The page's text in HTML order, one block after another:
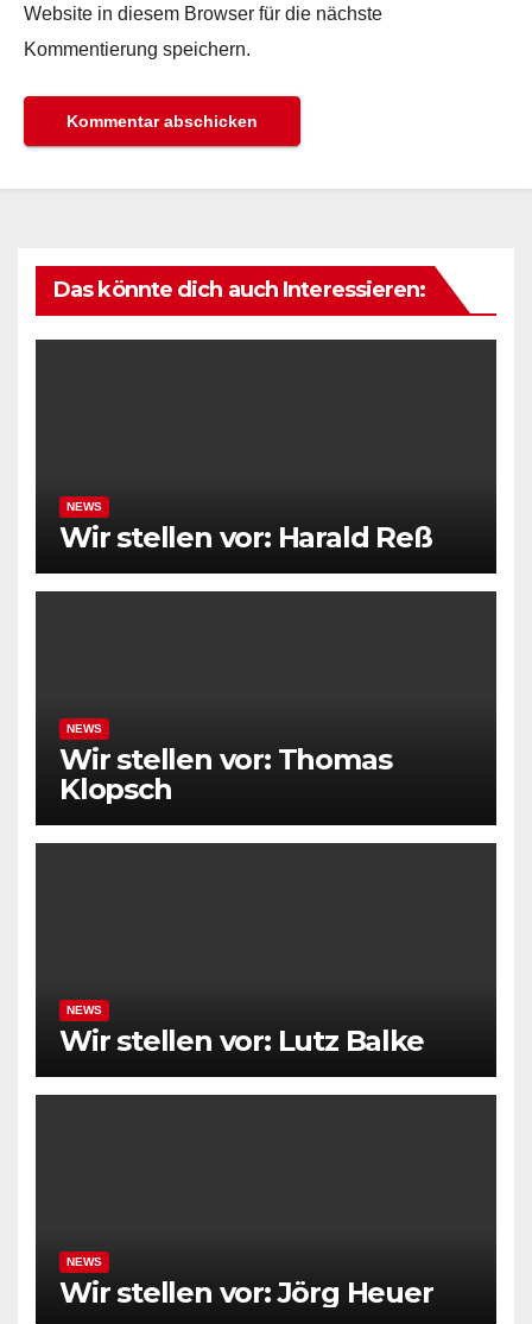
Website in diesem Browser für die nächste
Kommentierung speichern.
Das könnte dich auch Interessieren:
NEWS
Wir stellen vor: Harald Reß
NEWS
Wir stellen vor: Thomas
Klopsch
NEWS
Wir stellen vor: Lutz Balke
NEWS
Wir stellen vor: Jörg Heuer